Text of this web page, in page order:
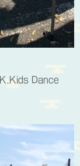
K.Kids Dance